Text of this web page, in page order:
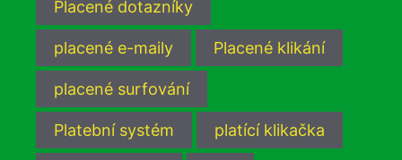
Placené dotazníky
placené e-maily Placené klikání
placené surfování
Platební systém platící klikačka